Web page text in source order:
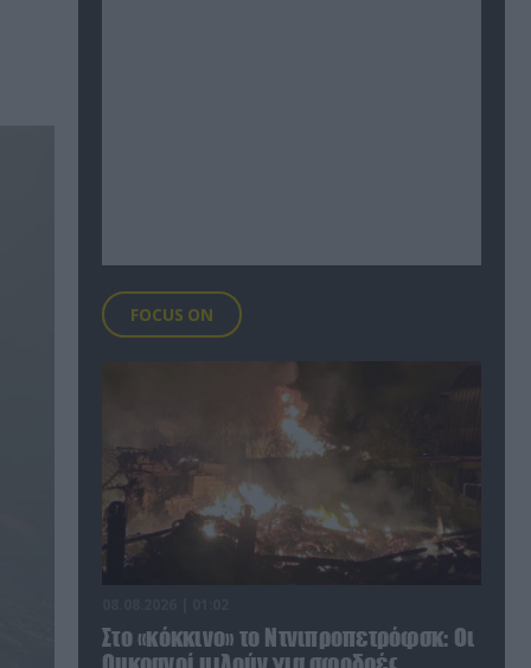
FOCUS ON
Στο «κόκκινο» το Ντνιπροπετρόφσκ: Οι